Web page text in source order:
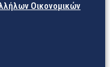
Οικονομικών